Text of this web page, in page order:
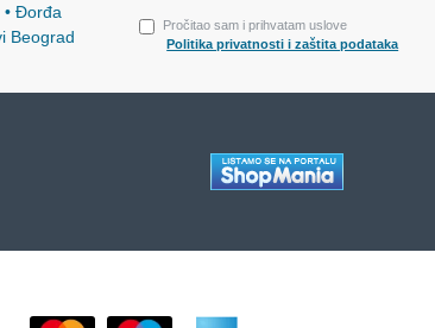
• Đorđa
Beograd
Pročitao sam i prihvatam uslove
Politika privatnosti i zaštita podataka